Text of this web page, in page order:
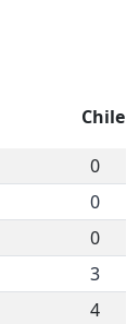
Chile
0
0
0
3
4